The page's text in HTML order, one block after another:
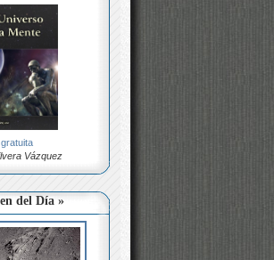
Vázquez
del Día »